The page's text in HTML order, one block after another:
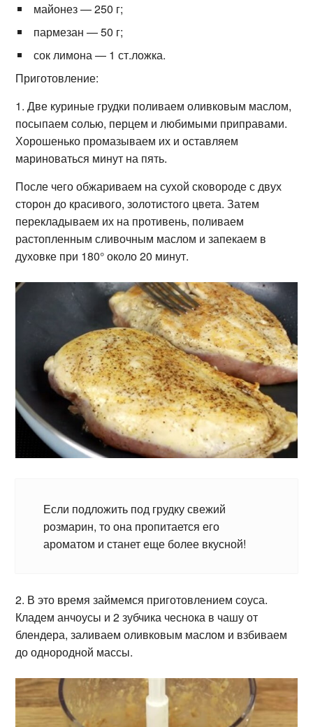
майонез — 250 г;
пармезан — 50 г;
сок лимона — 1 ст.ложка.
Приготовление:
1. Две куриные грудки поливаем оливковым маслом,
посыпаем солью, перцем и любимыми приправами.
Хорошенько промазываем их и оставляем
мариноваться минут на пять.
После чего обжариваем на сухой сковороде с двух
сторон до красивого, золотистого цвета. Затем
перекладываем их на противень, поливаем
растопленным сливочным маслом и запекаем в
духовке при 180° около 20 минут.
Если подложить под грудку свежий
розмарин, то она пропитается его
ароматом и станет еще более вкусной!
2. В это время займемся приготовлением соуса.
Кладем анчоусы и 2 зубчика чеснока в чашу от
блендера, заливаем оливковым маслом и взбиваем
до однородной массы.